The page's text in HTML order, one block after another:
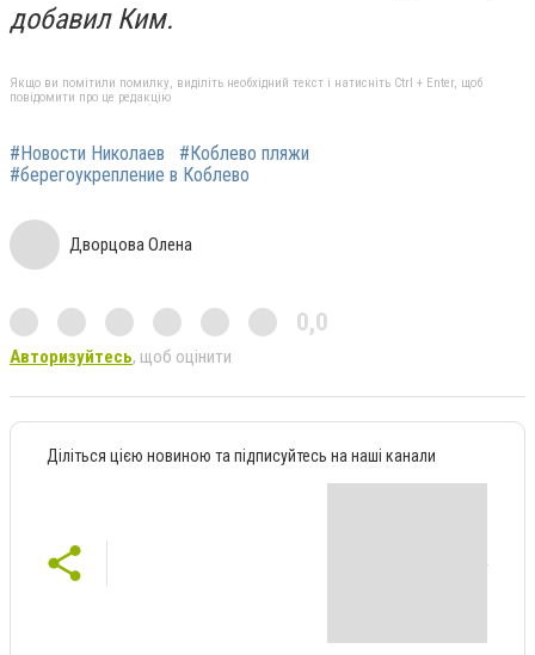
добавил Ким.
Якщо ви помітили помилку, виділіть необхідний текст і натисніть Ctrl + Enter, щоб
повідомити про це редакцію
#Новости Николаев
#Коблево пляжи
#берегоукрепление в Коблево
Дворцова Олена
0,0
Авторизуйтесь, щоб оцінити
Діліться цією новиною та підписуйтесь на наші канали